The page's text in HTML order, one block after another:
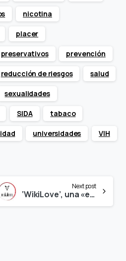
nicotina
placer
preservativos prevención
reducción de riesgos salud
sexualidades
SIDA tabaco
universidades VIH
Next post
‘WikiLove’, una «enciclopedia virtual» sobre temas de sexualidad y afectividad